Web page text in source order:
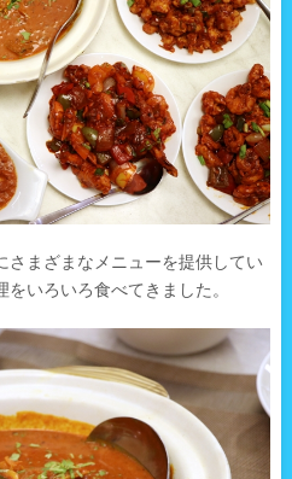
さまざまなメニューを提供してい
いろいろ食べてきました。